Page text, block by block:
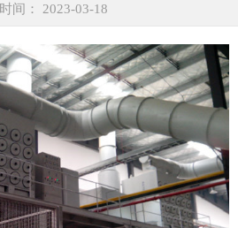
间： 2023-03-18